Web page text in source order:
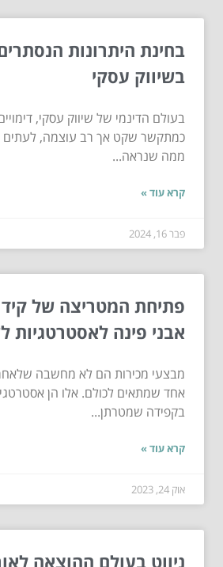
בחינת היתרונות
בשיווק עסקי
בעולם הדינמי של שיווק עסקי,
כמתקשר שקט אך רב עוצמה, לעתים
ממה שנראה...
קרא עוד »
פבר 16, 2024
אבני פינה לאסטרטגיות
מבצעי מכירות הם לא מחשבה שלאחר
אחד שמתאים לכולם. אלו הן
בקפידה שמטרתן...
קרא עוד »
אוק 24, 2023
ניווט בעולם ההוצאה